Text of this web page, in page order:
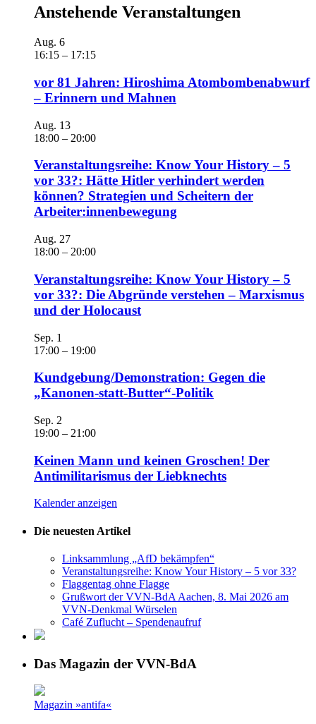
Anstehende Veranstaltungen
Aug. 6
16:15 – 17:15
vor 81 Jahren: Hiroshima Atombombenabwurf
– Erinnern und Mahnen
Aug. 13
18:00 – 20:00
Veranstaltungsreihe: Know Your History – 5
vor 33?: Hätte Hitler verhindert werden
können? Strategien und Scheitern der
Arbeiter:innenbewegung
Aug. 27
18:00 – 20:00
Veranstaltungsreihe: Know Your History – 5
vor 33?: Die Abgründe verstehen – Marxismus
und der Holocaust
Sep. 1
17:00 – 19:00
Kundgebung/Demonstration: Gegen die
„Kanonen-statt-Butter“-Politik
Sep. 2
19:00 – 21:00
Keinen Mann und keinen Groschen! Der
Antimilitarismus der Liebknechts
Kalender anzeigen
Die neuesten Artikel
Linksammlung „AfD bekämpfen“
Veranstaltungsreihe: Know Your History – 5 vor 33?
Flaggentag ohne Flagge
Grußwort der VVN-BdA Aachen, 8. Mai 2026 am
VVN-Denkmal Würselen
Café Zuflucht – Spendenaufruf
Das Magazin der VVN-BdA
Magazin »antifa«